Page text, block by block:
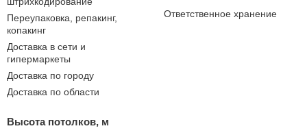
Переупаковка, репакинг,
копакинг
Доставка в сети и
гипермаркеты
Доставка по городу
Доставка по области
Высота потолков, м
Ответственное хранение